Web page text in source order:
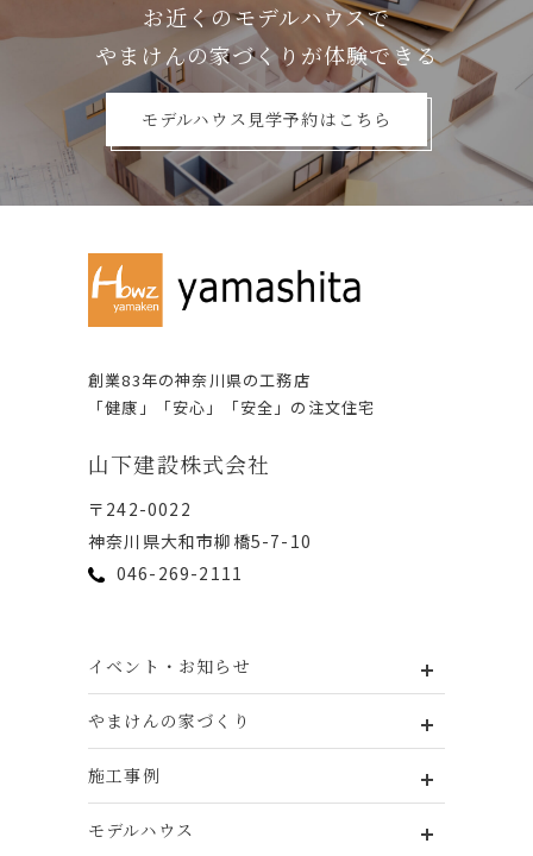
お近くのモデルハウスで
やまけんの家づくりが体験できる
モデルハウス見学予約はこちら
創業83年の神奈川県の⼯務店
「健康」「安⼼」「安全」の注⽂住宅
⼭下建設株式会社
〒242-0022
神奈川県⼤和市柳橋5-7-10
046-269-2111
イベント・お知らせ
やまけんの家づくり
施工事例
モデルハウス